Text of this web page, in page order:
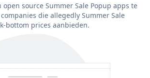
source Summer Sale Popup apps te
die allegedly Summer Sale
bottom prices aanbieden.